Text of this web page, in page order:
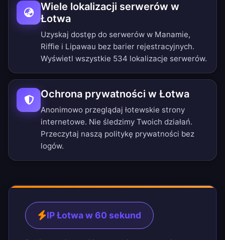
Wiele lokalizacji serwerów w
Łotwa
Uzyskaj dostęp do serwerów w Manamie,
Riffie i Lipawau bez barier rejestracyjnych.
Wyświetl wszystkie 534 lokalizacje serwerów.
Ochrona prywatności w Łotwa
Anonimowo przeglądaj łotewskie strony
internetowe. Nie śledzimy Twoich działań.
Przeczytaj naszą politykę prywatności bez
logów.
IP Łotwa w 60 sekund